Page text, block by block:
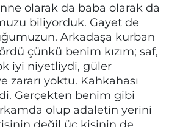
olarak da baba olarak da
biliyorduk. Gayet de
Arkadaşa kurban
çünkü benim kızım; saf,
iyi niyetliydi, güler
zararı yoktu. Kahkahası
Gerçekten benim gibi
olup adaletin yerini
değil üç kişinin de